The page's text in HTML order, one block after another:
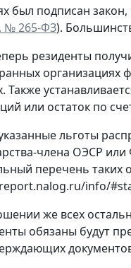
был подписан
№ 265-ФЗ).
резиденты
организациях
Также
или остаток по
льготы
члена ОЭСР
перечень
info/
же всех
обязаны будут